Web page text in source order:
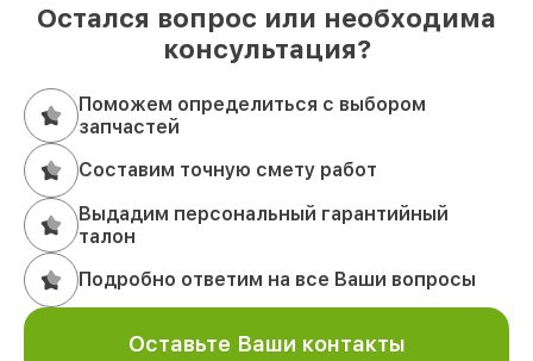
Остался вопрос или необходима
консультация?
Поможем определиться с выбором
запчастей
Составим точную смету работ
Выдадим персональный гарантийный
талон
Подробно ответим на все Ваши вопросы
Оставьте Ваши контакты